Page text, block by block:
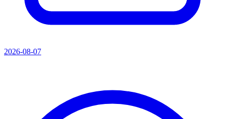
2026-08-07